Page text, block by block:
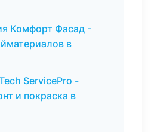
Комфорт Фасад -
в
ServicePro -
и покраска в